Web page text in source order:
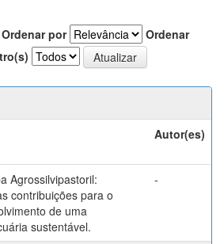
Ordenar por
Ordenar
Autor(es)
Agrossilvipastoril:
contribuições para o
de uma
sustentável.
-